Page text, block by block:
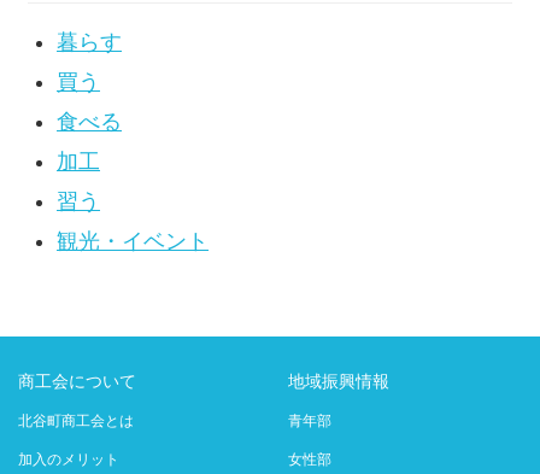
暮らす
買う
食べる
加工
習う
観光・イベント
商工会について
北谷町商工会とは
加入のメリット
地域振興情報
青年部
女性部